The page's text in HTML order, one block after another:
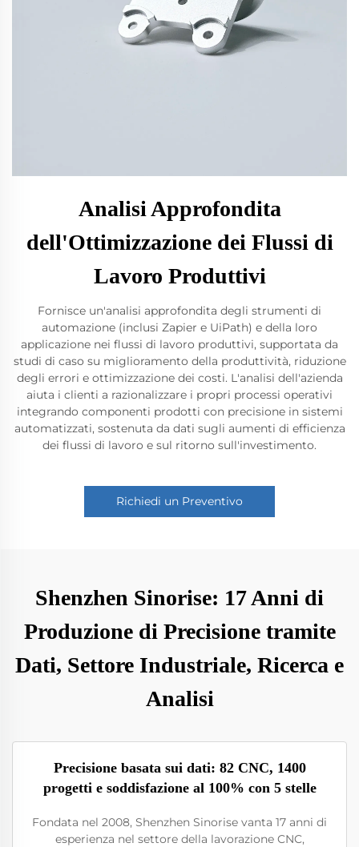
Analisi Approfondita
dell'Ottimizzazione dei Flussi di
Lavoro Produttivi
Fornisce un'analisi approfondita degli strumenti di
automazione (inclusi Zapier e UiPath) e della loro
applicazione nei flussi di lavoro produttivi, supportata da
studi di caso su miglioramento della produttività, riduzione
degli errori e ottimizzazione dei costi. L'analisi dell'azienda
aiuta i clienti a razionalizzare i propri processi operativi
integrando componenti prodotti con precisione in sistemi
automatizzati, sostenuta da dati sugli aumenti di efficienza
dei flussi di lavoro e sul ritorno sull'investimento.
Richiedi un Preventivo
Shenzhen Sinorise: 17 Anni di
Produzione di Precisione tramite
Dati, Settore Industriale, Ricerca e
Analisi
Precisione basata sui dati: 82 CNC, 1400
progetti e soddisfazione al 100% con 5 stelle
Fondata nel 2008, Shenzhen Sinorise vanta 17 anni di
esperienza nel settore della lavorazione CNC,